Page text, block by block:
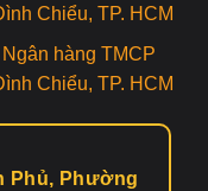
Chiểu, TP. HCM
hàng TMCP
Chiểu, TP. HCM
Phủ, Phường